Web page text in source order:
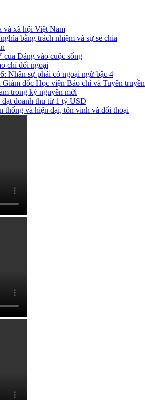
và xã hội Việt Nam
bằng trách nhiệm và sự sẻ chia
Đảng vào cuộc sống
chí đối ngoại
Nhân sự phải có ngoại ngữ bậc 4
đốc Học viện Báo chí và Tuyên truyền
trong kỷ nguyên mới
doanh thu từ 1 tỷ USD
thống và hiện đại, tôn vinh và đối thoại